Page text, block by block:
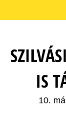
IS
10.